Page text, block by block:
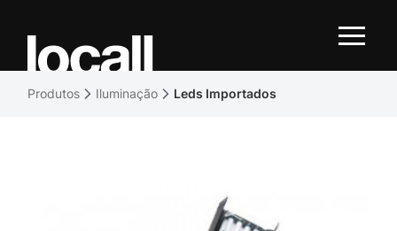
Produtos Iluminação Leds Importados